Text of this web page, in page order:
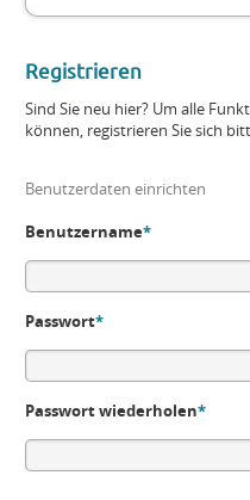
Registrieren
Sind Sie neu hier? Um alle
können, registrieren Sie sich
Benutzerdaten einrichten
Benutzername*
Passwort*
Passwort wiederholen*